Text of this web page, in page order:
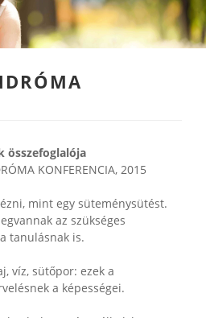
összefoglalója
KONFERENCIA, 2015
mint egy süteménysütést.
az szükséges
tanulásnak is.
víz, sütőpor: ezek a
a képességei.